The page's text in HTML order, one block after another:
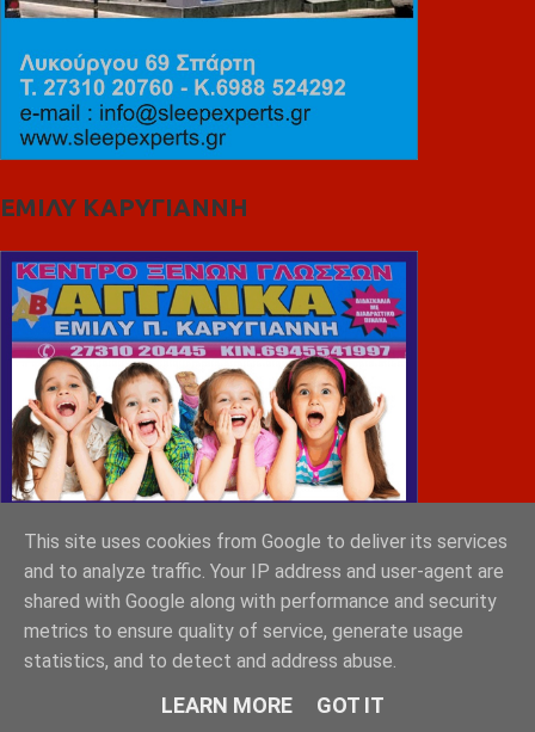
ΕΜΙΛΥ ΚΑΡΥΓΙΑΝΝΗ
MONEMVASIA GROUP
This site uses cookies from Google to deliver its services
and to analyze traffic. Your IP address and user-agent are
shared with Google along with performance and security
metrics to ensure quality of service, generate usage
statistics, and to detect and address abuse.
LEARN MORE GOT IT